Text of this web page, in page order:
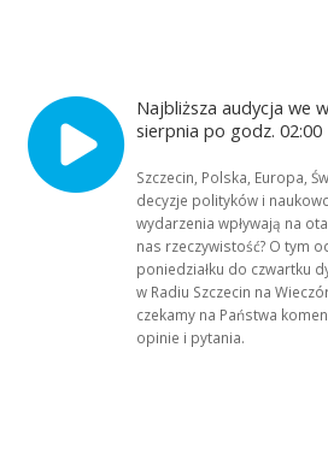
Najbliższa audycja we
sierpnia po godz. 02:00
Szczecin, Polska, Europa,
decyzje polityków i
wydarzenia wpływają na
nas rzeczywistość? O tym
poniedziałku do czwartku
w Radiu Szczecin na
czekamy na Państwa
opinie i pytania.